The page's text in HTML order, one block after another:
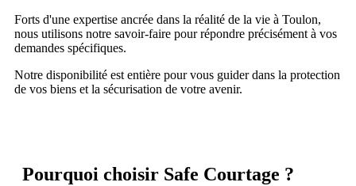
Forts d'une expertise ancrée dans la réalité de la vie à Toulon,
nous utilisons notre savoir-faire pour répondre précisément à vos
demandes spécifiques.
Notre disponibilité est entière pour vous guider dans la protection
de vos biens et la sécurisation de votre avenir.
Pourquoi choisir Safe Courtage ?